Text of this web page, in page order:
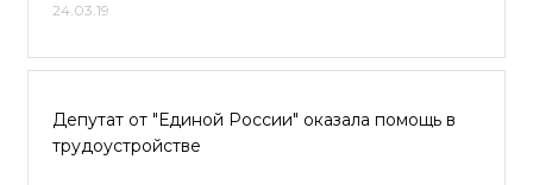
24.03.19
Депутат от "Единой России" оказала помощь в
трудоустройстве